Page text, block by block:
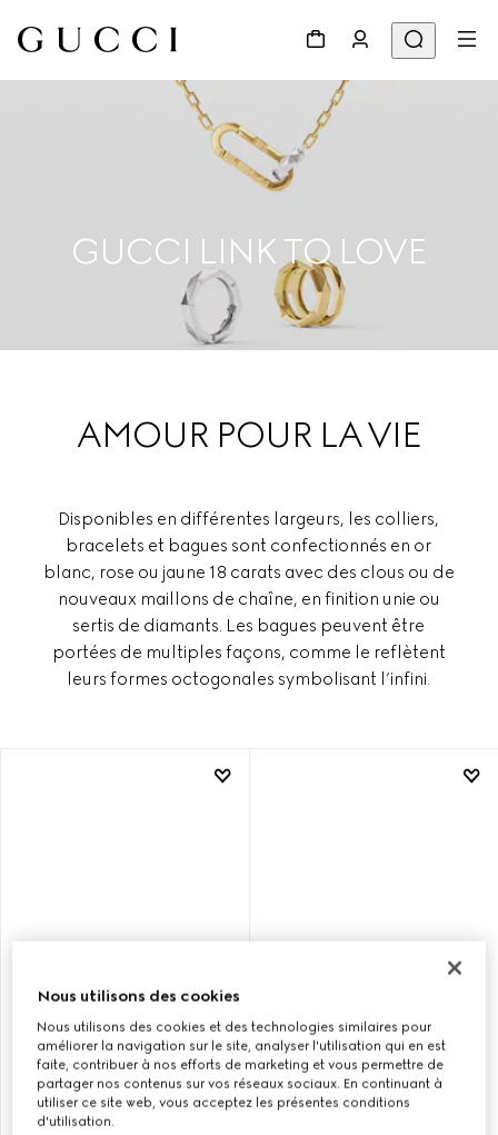
GUCCI LINK TO LOVE
AMOUR POUR LA VIE
Disponibles en différentes largeurs, les colliers,
bracelets et bagues sont confectionnés en or
blanc, rose ou jaune 18 carats avec des clous ou de
nouveaux maillons de chaîne, en finition unie ou
sertis de diamants. Les bagues peuvent être
portées de multiples façons, comme le reflètent
leurs formes octogonales symbolisant l’infini.
BAGUE GUCCI LINK TO LOVE
MIROIR OR 18K
BAGUE GUCCI LINK TO LOVE
CLOUTÉE OR 18K
Nous utilisons des cookies
Nous utilisons des cookies et des technologies similaires pour
améliorer la navigation sur le site, analyser l'utilisation qui en est
faite, contribuer à nos efforts de marketing et vous permettre de
partager nos contenus sur vos réseaux sociaux. En continuant à
utiliser ce site web, vous acceptez les présentes conditions
d'utilisation.